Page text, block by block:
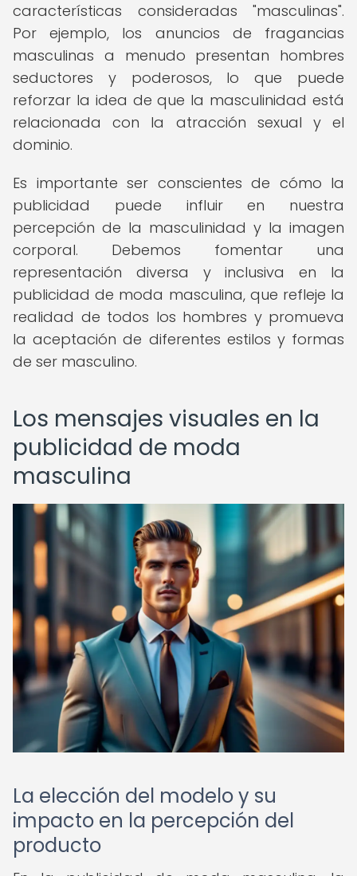
características consideradas "masculinas".
Por ejemplo, los anuncios de fragancias
masculinas a menudo presentan hombres
seductores y poderosos, lo que puede
reforzar la idea de que la masculinidad está
relacionada con la atracción sexual y el
dominio.
Es importante ser conscientes de cómo la
publicidad puede influir en nuestra
percepción de la masculinidad y la imagen
corporal. Debemos fomentar una
representación diversa y inclusiva en la
publicidad de moda masculina, que refleje la
realidad de todos los hombres y promueva
la aceptación de diferentes estilos y formas
de ser masculino.
Los mensajes visuales en la
publicidad de moda
masculina
La elección del modelo y su
impacto en la percepción del
producto